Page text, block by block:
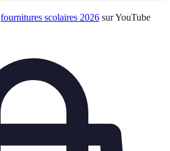
fournitures scolaires 2026 sur YouTube